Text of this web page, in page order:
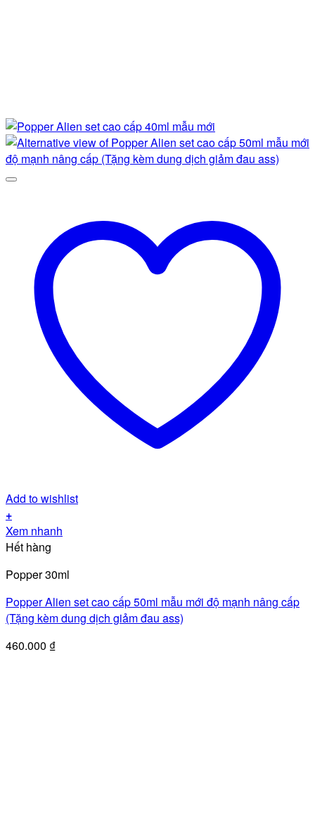
Add to wishlist
+
Xem nhanh
Hết hàng
Popper 30ml
Popper Alien set cao cấp 50ml mẫu mới độ mạnh nâng cấp
(Tặng kèm dung dịch giảm đau ass)
460.000 ₫